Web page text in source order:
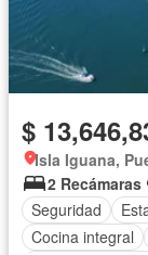
$
Isla Iguana,
2 Recámaras
Seguridad
Cocina integral